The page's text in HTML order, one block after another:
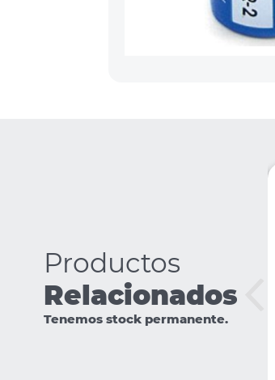
Productos
Relacionados
Tenemos stock permanente.
Vapex PILA- AAA